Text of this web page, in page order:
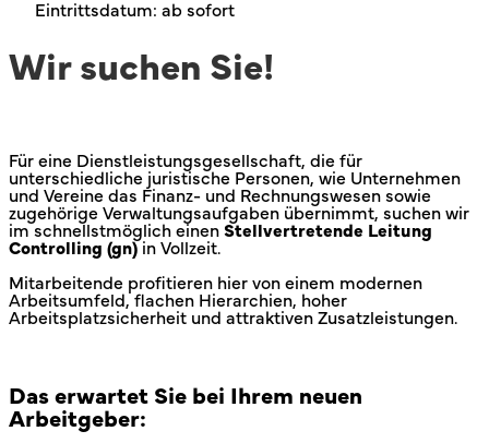
Eintrittsdatum: ab sofort
Wir suchen Sie!
Für eine Dienstleistungsgesellschaft, die für
unterschiedliche juristische Personen, wie Unternehmen
und Vereine das Finanz- und Rechnungswesen sowie
zugehörige Verwaltungsaufgaben übernimmt, suchen wir
im schnellstmöglich einen Stellvertretende Leitung
Controlling (gn) in Vollzeit.
Mitarbeitende profitieren hier von einem modernen
Arbeitsumfeld, flachen Hierarchien, hoher
Arbeitsplatzsicherheit und attraktiven Zusatzleistungen.
Das erwartet Sie bei Ihrem neuen
Arbeitgeber: